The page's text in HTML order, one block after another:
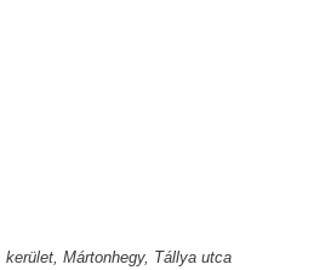
Mártonhegy, Tállya utca